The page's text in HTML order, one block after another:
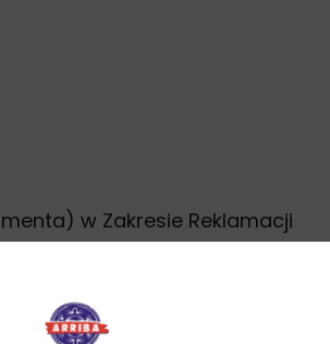
w Zakresie Reklamacji